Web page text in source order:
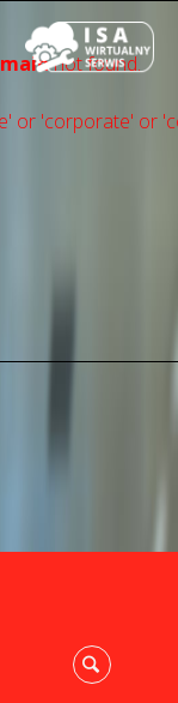
mainnot found.
or 'сorporate' or